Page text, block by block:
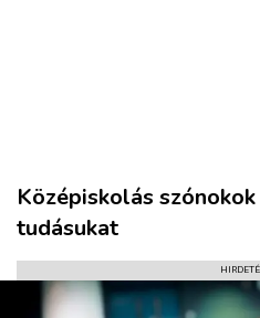
Középiskolás
tudásukat